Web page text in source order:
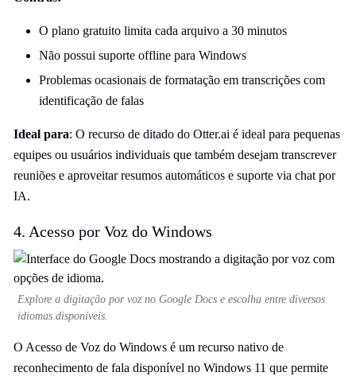
O plano gratuito limita cada arquivo a 30 minutos
Não possui suporte offline para Windows
Problemas ocasionais de formatação em transcrições com
identificação de falas
Ideal para: O recurso de ditado do Otter.ai é ideal para pequenas
equipes ou usuários individuais que também desejam transcrever
reuniões e aproveitar resumos automáticos e suporte via chat por
IA.
4. Acesso por Voz do Windows
Explore a digitação por voz no Google Docs e escolha entre diversos
idiomas disponíveis.
O Acesso de Voz do Windows é um recurso nativo de
reconhecimento de fala disponível no Windows 11 que permite